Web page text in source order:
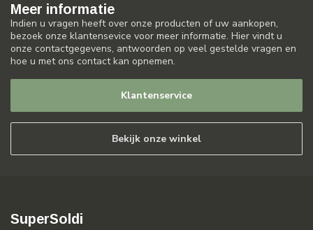
Meer informatie
Indien u vragen heeft over onze producten of uw aankopen,
bezoek onze klantensevice voor meer informatie. Hier vindt u
onze contactgegevens, antwoorden op veel gestelde vragen en
hoe u met ons contact kan opnemen.
Klantenservice
Bekijk onze winkel
SuperSoldi